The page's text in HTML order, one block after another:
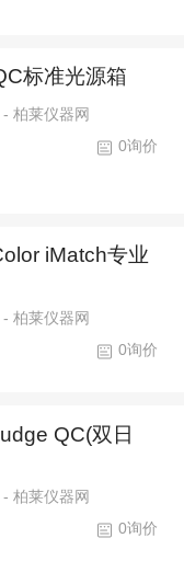
标准光源箱
柏莱仪器网
0询价
iMatch专业
柏莱仪器网
0询价
QC(双日
柏莱仪器网
0询价